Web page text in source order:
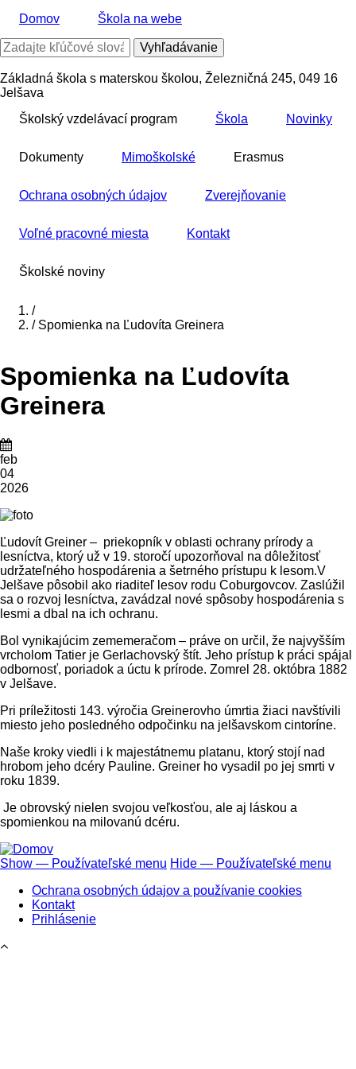
hlavný
obsah
Domov
Škola na webe
Vyhľadávanie
Základná škola s materskou školou, Železničná 245, 049 16
Jelšava
Školský vzdelávací program
Škola Novinky
Dokumenty Mimoškolské Erasmus
Ochrana osobných údajov Zverejňovanie
Voľné pracovné miesta Kontakt
Školské noviny
Breadcrumb
/Domov
/ Spomienka na Ľudovíta Greinera
Spomienka na Ľudovíta
Greinera
feb
04
2026
Ľudovít Greiner – priekopník v oblasti ochrany prírody a
lesníctva, ktorý už v 19. storočí upozorňoval na dôležitosť
udržateľného hospodárenia a šetrného prístupu k lesom.V
Jelšave pôsobil ako riaditeľ lesov rodu Coburgovcov. Zaslúžil
sa o rozvoj lesníctva, zavádzal nové spôsoby hospodárenia s
lesmi a dbal na ich ochranu.
Bol vynikajúcim zememeračom – práve on určil, že najvyšším
vrcholom Tatier je Gerlachovský štít. Jeho prístup k práci spájal
odbornosť, poriadok a úctu k prírode. Zomrel 28. októbra 1882
v Jelšave.
Pri príležitosti 143. výročia Greinerovho úmrtia žiaci navštívili
miesto jeho posledného odpočinku na jelšavskom cintoríne.
Naše kroky viedli i k majestátnemu platanu, ktorý stojí nad
hrobom jeho dcéry Pauline. Greiner ho vysadil po jej smrti v
roku 1839.
Je obrovský nielen svojou veľkosťou, ale aj láskou a
spomienkou na milovanú dcéru.
Používateľské
menu
Show — Používateľské menu Hide — Používateľské menu
Ochrana osobných údajov a používanie cookies
Kontakt
Prihlásenie